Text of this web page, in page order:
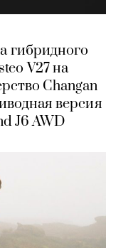
гибридного
V27 на
Changan
версия
J6 AWD